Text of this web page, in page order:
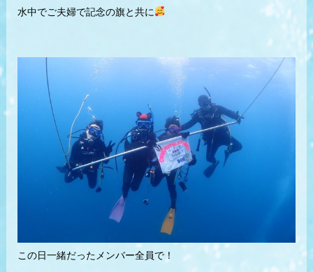
水中でご夫婦で記念の旗と共に
この日一緒だったメンバー全員で！